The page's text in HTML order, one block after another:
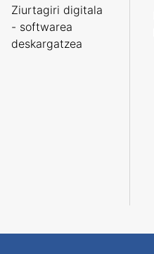
Ziurtagiri digitala
- softwarea
deskargatzea